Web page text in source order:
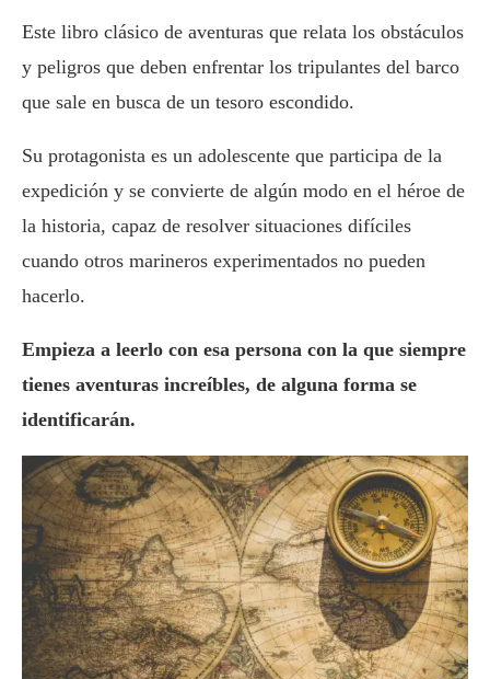
Este libro clásico de aventuras que relata los obstáculos
y peligros que deben enfrentar los tripulantes del barco
que sale en busca de un tesoro escondido.
Su protagonista es un adolescente que participa de la
expedición y se convierte de algún modo en el héroe de
la historia, capaz de resolver situaciones difíciles
cuando otros marineros experimentados no pueden
hacerlo.
Empieza a leerlo con esa persona con la que siempre
tienes aventuras increíbles, de alguna forma se
identificarán.